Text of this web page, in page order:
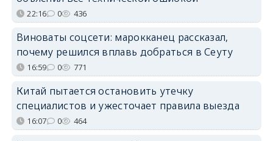
22:16 0 436
Виноваты соцсети: марокканец рассказал,
почему решился вплавь добраться в Сеуту
16:59 0 771
Китай пытается остановить утечку
специалистов и ужесточает правила выезда
16:07 0 464